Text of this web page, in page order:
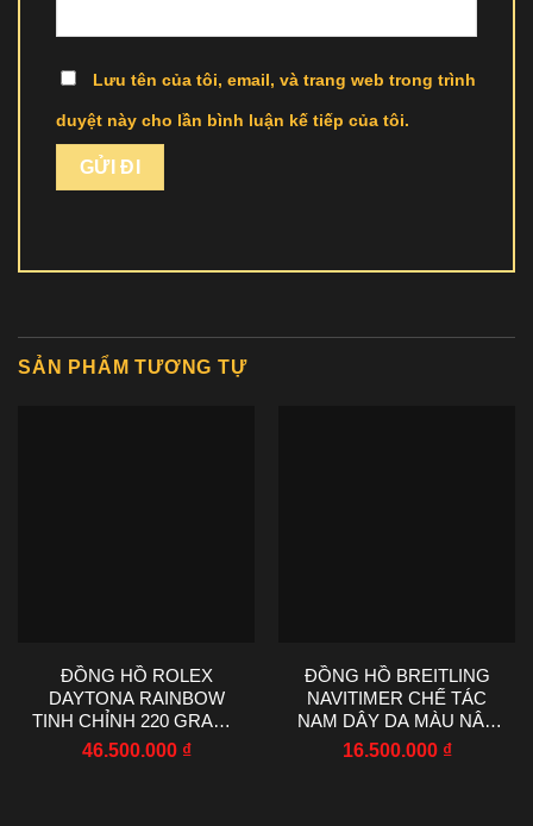
Lưu tên của tôi, email, và trang web trong trình
duyệt này cho lần bình luận kế tiếp của tôi.
SẢN PHẨM TƯƠNG TỰ
ĐỒNG HỒ ROLEX
DAYTONA RAINBOW
TINH CHỈNH 220 GRAMS
MOISSANITE RUBY
46.500.000 ₫
ĐỒNG HỒ BREITLING
NAVITIMER CHẾ TÁC
NAM DÂY DA MÀU NÂU
NHÀ MÁY EF 43MM
16.500.000 ₫